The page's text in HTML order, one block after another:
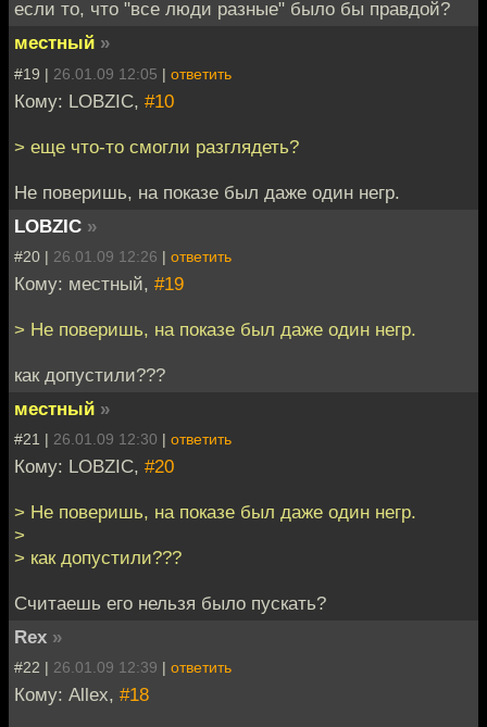
если то, что "все люди разные" было бы правдой?
местный »
#19 | 26.01.09 12:05 | ответить
Кому: LOBZIC, #10
> еще что-то смогли разглядеть?
Не поверишь, на показе был даже один негр.
LOBZIC »
#20 | 26.01.09 12:26 | ответить
Кому: местный, #19
> Не поверишь, на показе был даже один негр.
как допустили???
местный »
#21 | 26.01.09 12:30 | ответить
Кому: LOBZIC, #20
> Не поверишь, на показе был даже один негр.
>
> как допустили???
Считаешь его нельзя было пускать?
Rex »
#22 | 26.01.09 12:39 | ответить
Кому: Allex, #18